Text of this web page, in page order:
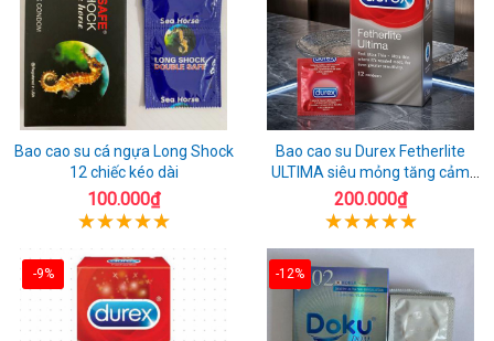
Bao cao su cá ngựa Long Shock
12 chiếc kéo dài
100.000₫
Bao cao su Durex Fetherlite
ULTIMA siêu mỏng tăng cảm
giác
200.000₫
-9% -12%